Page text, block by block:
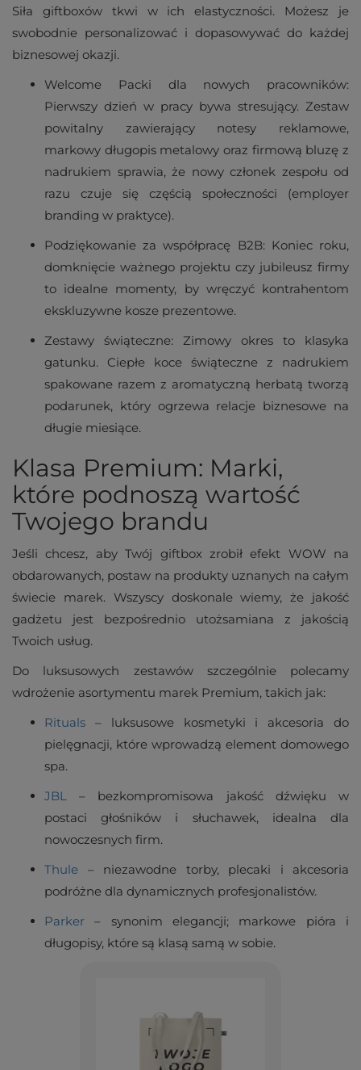
Siła giftboxów tkwi w ich elastyczności. Możesz je
swobodnie personalizować i dopasowywać do każdej
biznesowej okazji.
Welcome Packi dla nowych pracowników:
Pierwszy dzień w pracy bywa stresujący. Zestaw
powitalny zawierający notesy reklamowe,
markowy długopis metalowy oraz firmową bluzę z
nadrukiem sprawia, że nowy członek zespołu od
razu czuje się częścią społeczności (employer
branding w praktyce).
Podziękowanie za współpracę B2B: Koniec roku,
domknięcie ważnego projektu czy jubileusz firmy
to idealne momenty, by wręczyć kontrahentom
ekskluzywne kosze prezentowe.
Zestawy świąteczne: Zimowy okres to klasyka
gatunku. Ciepłe koce świąteczne z nadrukiem
spakowane razem z aromatyczną herbatą tworzą
podarunek, który ogrzewa relacje biznesowe na
długie miesiące.
Klasa Premium: Marki,
które podnoszą wartość
Twojego brandu
Jeśli chcesz, aby Twój giftbox zrobił efekt WOW na
obdarowanych, postaw na produkty uznanych na całym
świecie marek. Wszyscy doskonale wiemy, że jakość
gadżetu jest bezpośrednio utożsamiana z jakością
Twoich usług.
Do luksusowych zestawów szczególnie polecamy
wdrożenie asortymentu marek Premium, takich jak:
Rituals – luksusowe kosmetyki i akcesoria do
pielęgnacji, które wprowadzą element domowego
spa.
JBL
– bezkompromisowa jakość dźwięku w
postaci głośników i słuchawek, idealna dla
nowoczesnych firm.
Thule – niezawodne torby, plecaki i akcesoria
podróżne dla dynamicznych profesjonalistów.
Parker – synonim elegancji; markowe pióra i
długopisy, które są klasą samą w sobie.